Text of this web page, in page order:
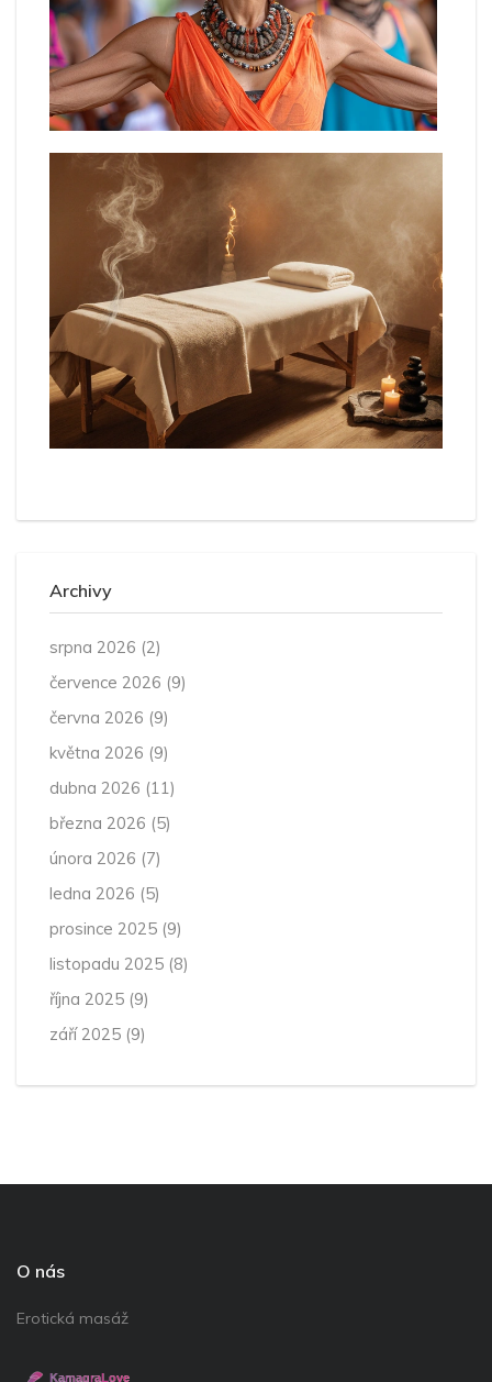
Archivy
srpna 2026 (2)
července 2026 (9)
června 2026 (9)
května 2026 (9)
dubna 2026 (11)
března 2026 (5)
února 2026 (7)
ledna 2026 (5)
prosince 2025 (9)
listopadu 2025 (8)
října 2025 (9)
září 2025 (9)
O nás
Erotická masáž